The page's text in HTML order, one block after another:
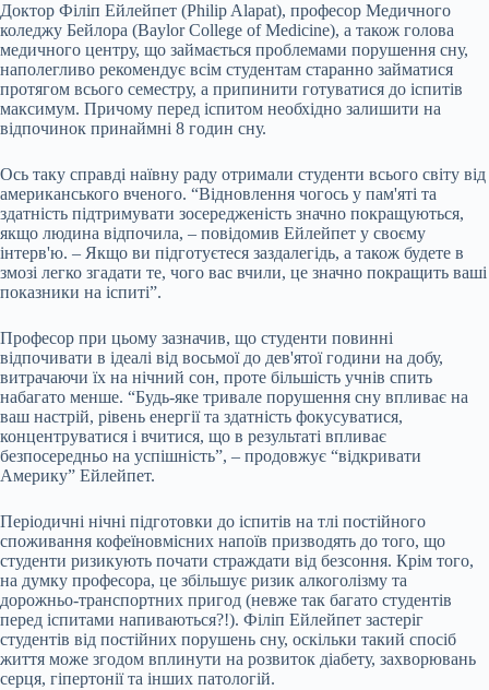
Доктор Філіп Ейлейпет (Philip Alapat), професор Медичного
коледжу Бейлора (Baylor College of Medicine), а також голова
медичного центру, що займається проблемами порушення сну,
наполегливо рекомендує всім студентам старанно займатися
протягом всього семестру, а припинити готуватися до іспитів
максимум. Причому перед іспитом необхідно залишити на
відпочинок принаймні 8 годин сну.
Ось таку справді наївну раду отримали студенти всього світу від
американського вченого. “Відновлення чогось у пам'яті та
здатність підтримувати зосередженість значно покращуються,
якщо людина відпочила, – повідомив Ейлейпет у своєму
інтерв'ю. – Якщо ви підготуєтеся заздалегідь, а також будете в
змозі легко згадати те, чого вас вчили, це значно покращить ваші
показники на іспиті”.
Професор при цьому зазначив, що студенти повинні
відпочивати в ідеалі від восьмої до дев'ятої години на добу,
витрачаючи їх на нічний сон, проте більшість учнів спить
набагато менше. “Будь-яке тривале порушення сну впливає на
ваш настрій, рівень енергії та здатність фокусуватися,
концентруватися і вчитися, що в результаті впливає
безпосередньо на успішність”, – продовжує “відкривати
Америку” Ейлейпет.
Періодичні нічні підготовки до іспитів на тлі постійного
споживання кофеїновмісних напоїв призводять до того, що
студенти ризикують почати страждати від безсоння. Крім того,
на думку професора, це збільшує ризик алкоголізму та
дорожньо-транспортних пригод (невже так багато студентів
перед іспитами напиваються?!). Філіп Ейлейпет застеріг
студентів від постійних порушень сну, оскільки такий спосіб
життя може згодом вплинути на розвиток діабету, захворювань
серця, гіпертонії та інших патологій.